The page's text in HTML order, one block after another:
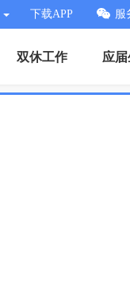
下载APP 服
双休工作 应